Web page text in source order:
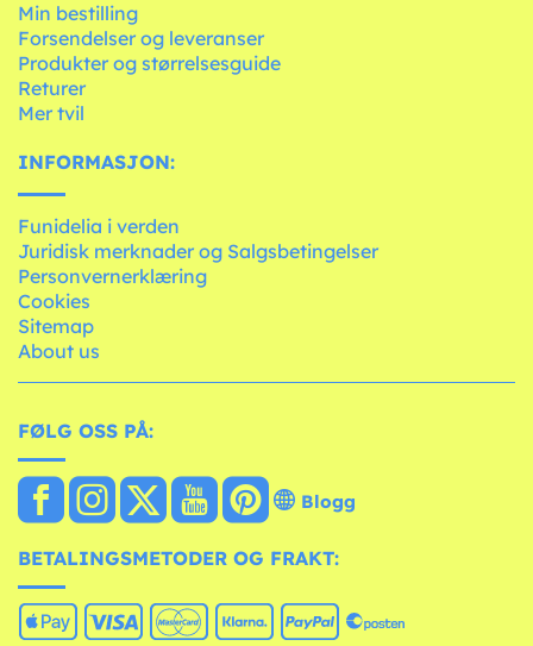
Min bestilling
Forsendelser og leveranser
Produkter og størrelsesguide
Returer
Mer tvil
INFORMASJON:
Funidelia i verden
Juridisk merknader og Salgsbetingelser
Personvernerklæring
Cookies
Sitemap
About us
FØLG OSS PÅ:
Blogg
BETALINGSMETODER OG FRAKT: